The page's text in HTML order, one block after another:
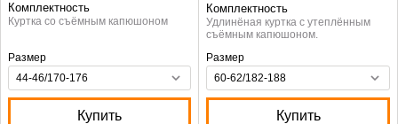
Комплектность
Куртка со съёмным капюшоном
Размер
Купить
Комплектность
Удлинёная куртка с утеплённым
съёмным капюшоном.
Размер
Купить